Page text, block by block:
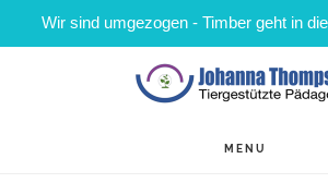
Wir sind umgezogen - Timber geht in
MENU